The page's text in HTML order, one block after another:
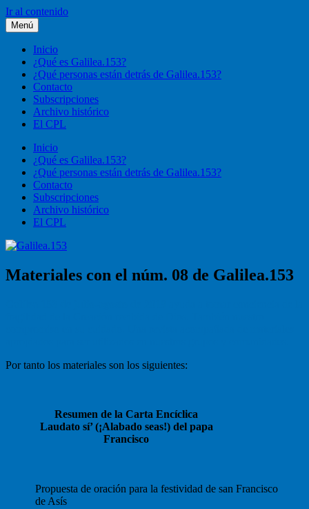
Ir al contenido
Galilea.153
Liturgia, pastoral, vida cristiana
Menú
Inicio
¿Qué es Galilea.153?
¿Qué personas están detrás de Galilea.153?
Contacto
Subscripciones
Archivo histórico
El CPL
Inicio
¿Qué es Galilea.153?
¿Qué personas están detrás de Galilea.153?
Contacto
Subscripciones
Archivo histórico
El CPL
Materiales con el núm. 08 de Galilea.153
Por tanto los materiales son los siguientes:
Resumen de la Carta Encíclica
Laudato sí’ (¡Alabado seas!) del papa
Francisco
Propuesta de oración para la festividad de san Francisco
de Asís